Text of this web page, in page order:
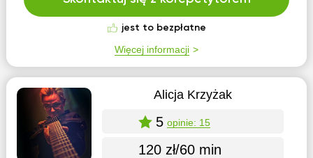
jest to bezpłatne
Więcej informacji
Alicja Krzyżak
5 opinie: 15
120 zł/60 min